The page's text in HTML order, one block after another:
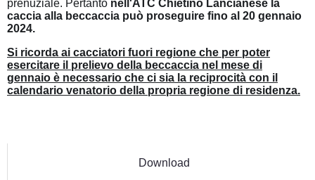
prenuziale. Pertanto nell'ATC Chietino Lancianese la
caccia alla beccaccia può proseguire fino al 20 gennaio
2024.
Si ricorda ai cacciatori fuori regione che per poter
esercitare il prelievo della beccaccia nel mese di
gennaio è necessario che ci sia la reciprocità con il
calendario venatorio della propria regione di residenza.
Download